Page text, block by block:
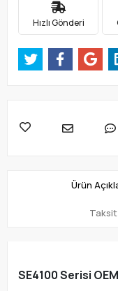
Hızlı Gönderi
Ürün
SE4100 Serisi